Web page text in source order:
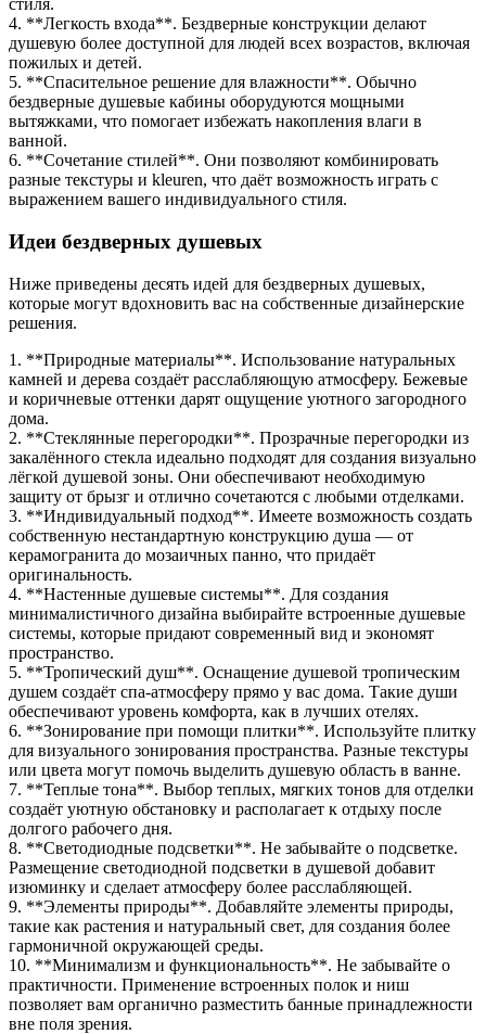
стиля.
4. **Легкость входа**. Бездверные конструкции делают
душевую более доступной для людей всех возрастов, включая
пожилых и детей.
5. **Спасительное решение для влажности**. Обычно
бездверные душевые кабины оборудуются мощными
вытяжками, что помогает избежать накопления влаги в
ванной.
6. **Сочетание стилей**. Они позволяют комбинировать
разные текстуры и kleuren, что даёт возможность играть с
выражением вашего индивидуального стиля.
Идеи бездверных душевых
Ниже приведены десять идей для бездверных душевых,
которые могут вдохновить вас на собственные дизайнерские
решения.
1. **Природные материалы**. Использование натуральных
камней и дерева создаёт расслабляющую атмосферу. Бежевые
и коричневые оттенки дарят ощущение уютного загородного
дома.
2. **Стеклянные перегородки**. Прозрачные перегородки из
закалённого стекла идеально подходят для создания визуально
лёгкой душевой зоны. Они обеспечивают необходимую
защиту от брызг и отлично сочетаются с любыми отделками.
3. **Индивидуальный подход**. Имеете возможность создать
собственную нестандартную конструкцию душа — от
керамогранита до мозаичных панно, что придаёт
оригинальность.
4. **Настенные душевые системы**. Для создания
минималистичного дизайна выбирайте встроенные душевые
системы, которые придают современный вид и экономят
пространство.
5. **Тропический душ**. Оснащение душевой тропическим
душем создаёт спа-атмосферу прямо у вас дома. Такие души
обеспечивают уровень комфорта, как в лучших отелях.
6. **Зонирование при помощи плитки**. Используйте плитку
для визуального зонирования пространства. Разные текстуры
или цвета могут помочь выделить душевую область в ванне.
7. **Теплые тона**. Выбор теплых, мягких тонов для отделки
создаёт уютную обстановку и располагает к отдыху после
долгого рабочего дня.
8. **Светодиодные подсветки**. Не забывайте о подсветке.
Размещение светодиодной подсветки в душевой добавит
изюминку и сделает атмосферу более расслабляющей.
9. **Элементы природы**. Добавляйте элементы природы,
такие как растения и натуральный свет, для создания более
гармоничной окружающей среды.
10. **Минимализм и функциональность**. Не забывайте о
практичности. Применение встроенных полок и ниш
позволяет вам органично разместить банные принадлежности
вне поля зрения.